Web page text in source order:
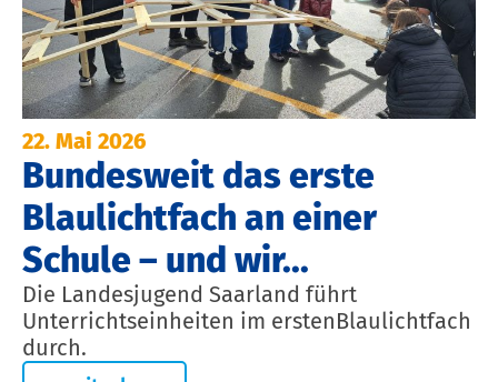
22. Mai 2026
Bundesweit das erste
Blaulichtfach an einer
Schule – und wir...
Die Landesjugend Saarland führt
Unterrichtseinheiten im erstenBlaulichtfach
durch.